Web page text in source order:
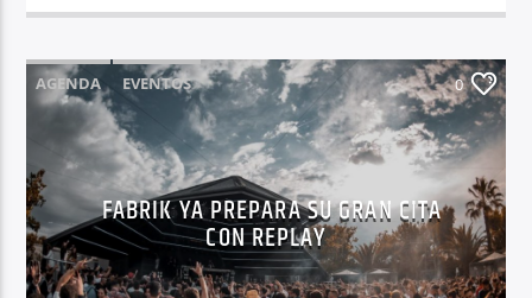
AGENDA EVENTOS 0
FABRIK YA PREPARA SU GRAN CITA
CON REPLAY